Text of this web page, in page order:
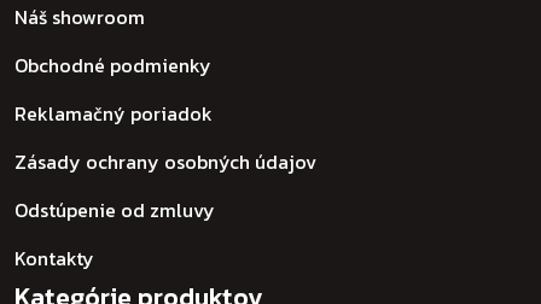
Náš showroom
Obchodné podmienky
Reklamačný poriadok
Zásady ochrany osobných údajov
Odstúpenie od zmluvy
Kontakty